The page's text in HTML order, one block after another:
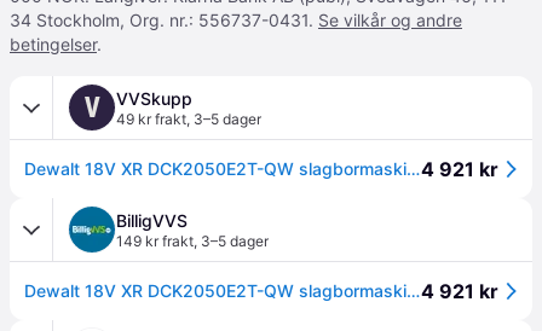
34 Stockholm, Org. nr.: 556737-0431. Se vilkår og andre
betingelser.
V VVSkupp
49 kr frakt, 3–5 dager
Dewalt 18V XR DCK2050E2T-QW slagbormaskin og slagtrekker kombisett, 2 stk 18V x 1.7 Ah4 921 kr
BilligVVS
149 kr frakt, 3–5 dager
Dewalt 18V XR DCK2050E2T-QW slagbormaskin og slagtrekker kombisett, 2 stk 18V x 1.7 Ah4 921 kr